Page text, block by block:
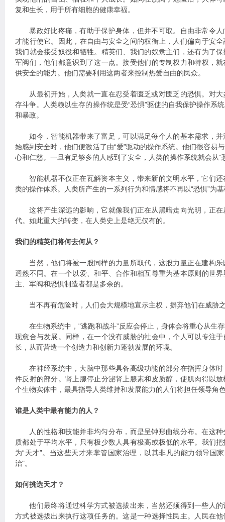
复和生长，用于所有细胞的健康幸福。
暴政好比疼痛，有助于保护身体，但并不可取。自由非常令人
才能行使它。因此，在自由与安全之间的权衡上，人们偏向于安
我们就会接受奴役和牺牲。精英们、我们的奴隶主们，还有为了
军阀们，他们都意识到了这一点。接受他们的专制权力和特权，
供安全的能力。他们需要利用这两者来控制热爱自由的民众。
从最初开始，人类就一直在忍受着匮乏或对匮乏的恐惧。对大
存斗争。人类赖以生存的操作统是受“恐惧”驱使的自我保护操作系
和暴政。
如今，智能机器带来了富足，可以满足每个人的基本需求，并
始感到安全时，他们便激活了由“爱”驱动的操作系统。他们很容易
心和仁慈。一旦有足够多的人感到了安全，人类的操作系统就会从“
智能机器不仅正在瓦解资本主义，带来新的文明水平，它们还
类的操作体系。人类所产生的一系列行为和情感将不再以“恐惧”为
这将产生深远的影响，它就像我们正在从黑暗走向光明，正在
代。如此重大的转变，在人类史上是绝无仅有的。
我们的精英们将何去何从？
当然，他们将被一股同样的力量所取代，这股力量正在建构乐
迥然不同。在一个以爱、和平、合作和相互尊重为基本原则的世
主、军阀和恐惧制造者都是多余的。
当不再有危险时，人们会大规模地宣示主权，摒弃他们在威胁
在生物系统中，"逃跑和战斗”反应会停止，身体会将重心从生
现愈合与发展。同样，在一个没有威胁的社会中，个人可以专注
长，从而营造一个创造力和创新力蓬勃发展的环境。
在神经系统中，大脑中那些具备高级功能的部分在指挥身体时
件反射的部分。肾上腺停止分泌肾上腺素和皮质醇，使肌肉得以
个生物实体中，最具指导人类维持和发展能力的人们将担任领导角
谁是人类中最有能力的人？
人的性格和技能并非均匀分布，而是呈钟形曲线分布。在这种
质都处于平均水平，只有极少数人具有极高或极低的水平。我们
为“天才”。当这些天才来掌管国家治理，以其非凡的能力领导国
治"。
如何挑选天才？
他们最终将通过科学方式被选拔出来，当然还须得到一些人的
方式被选拔出来执行这项任务的。这是一种选择性民主。人民在